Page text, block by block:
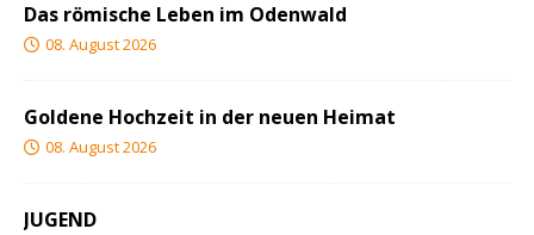
Das römische Leben im Odenwald
08. August 2026
Goldene Hochzeit in der neuen Heimat
08. August 2026
JUGEND